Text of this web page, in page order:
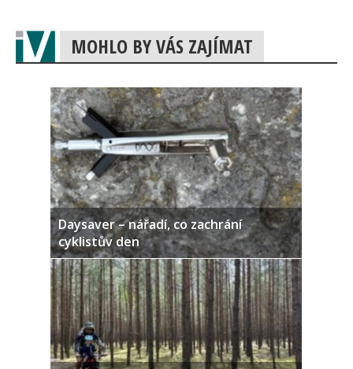
MOHLO BY VÁS ZAJÍMAT
Daysaver – nářadí, co zachrání
cyklistův den